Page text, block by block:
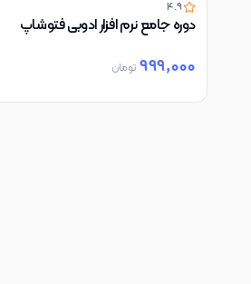
4.9
دوره جامع نرم افزار ادوبی فتوشاپ
999,000 تومان